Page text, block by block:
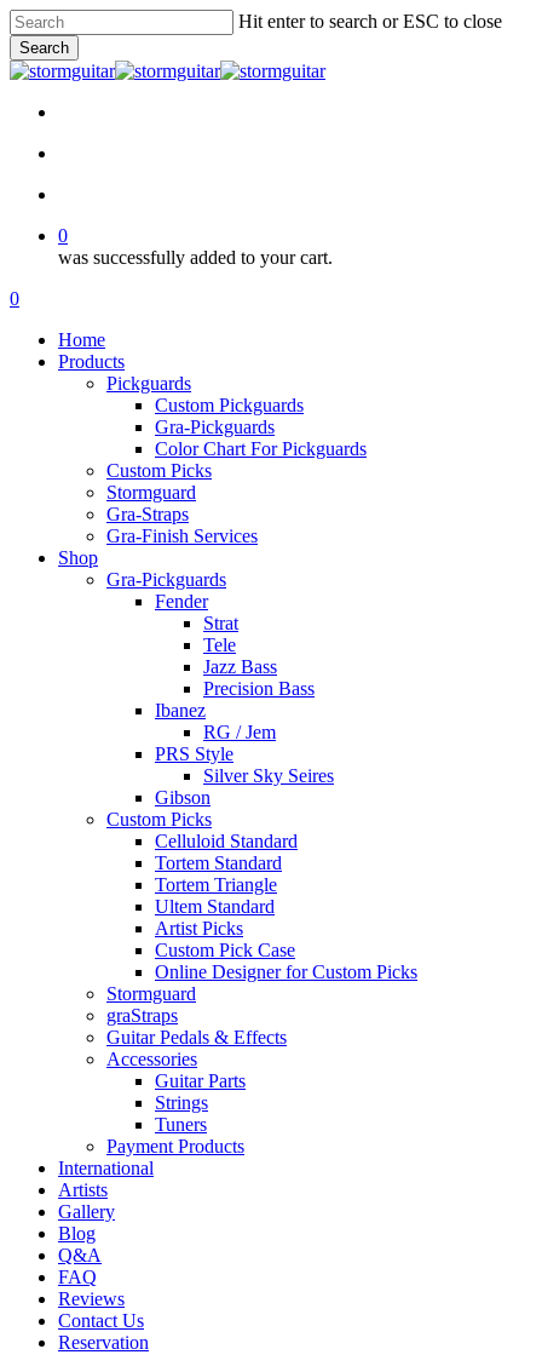
Skip
to
main
content
Hit enter to search or ESC to close
Search
Close
0
was successfully added to your cart.
Menu
search
account
0
Home
Products
Pickguards
Custom Pickguards
Gra-Pickguards
Color Chart For Pickguards
Custom Picks
Stormguard
Gra-Straps
Gra-Finish Services
Shop
Gra-Pickguards
Fender
Strat
Tele
Jazz Bass
Precision Bass
Ibanez
RG / Jem
PRS Style
Silver Sky Seires
Gibson
Custom Picks
Celluloid Standard
Tortem Standard
Tortem Triangle
Ultem Standard
Artist Picks
Custom Pick Case
Online Designer for Custom Picks
Stormguard
graStraps
Guitar Pedals & Effects
Accessories
Guitar Parts
Strings
Tuners
Payment Products
International
Artists
Gallery
Blog
Q&A
FAQ
Reviews
Contact Us
Reservation